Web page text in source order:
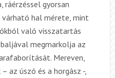
ráérzéssel gyorsan
hal mérete, mint
való visszatartás
megmarkolja az
Mereven,
az úszó és a horgász -,